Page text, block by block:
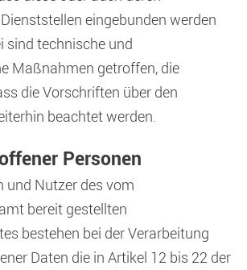
eingebunden werden
sind technische und
Maßnahmen getroffen, die
die Vorschriften über den
beachtet werden.
Personen
und Nutzer des vom
bereit gestellten
bestehen bei der Verarbeitung
Daten die in Artikel 12 bis 22 der